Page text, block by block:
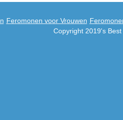
Feromonen voor Vrouwen
Copyright 2019's